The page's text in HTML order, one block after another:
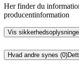
Her finder du
producentinformation
Vis
Hvad andre synes (0)